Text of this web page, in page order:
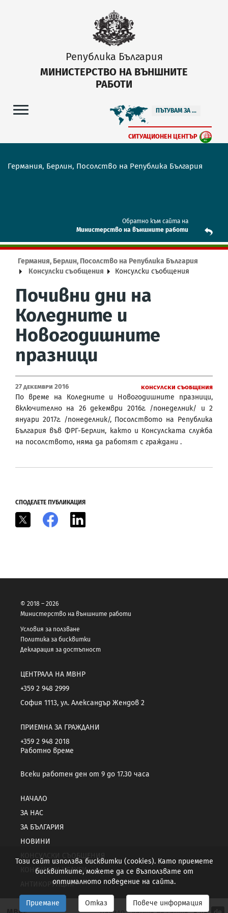
Република България
МИНИСТЕРСТВО НА ВЪНШНИТЕ
РАБОТИ
ПЪТУВАМ ЗА ...
СИТУАЦИОНЕН ЦЕНТЪР
Германия, Берлин, Посолство на Република България
Обратно към сайта на
Mинистерство на външните работи
Германия, Берлин, Посолство на Република България
Консулски съобщения
Консулски съобщения
Почивни дни на
Коледните и
Новогодишните
празници
27 Декември 2016 Консулски съобщения
По време на Коледните и Новогодишните празници,
включително на 26 декември 2016г. /понеделник/ и 2
януари 2017г. /понеделник/, Посолството на Република
България във ФРГ-Берлин, както и Консулската служба
на посолството, няма да работят с граждани .
СПОДЕЛЕТЕ ПУБЛИКАЦИЯ
Facebook
© 2018 – 2026
Министерство на външните работи
Условия за ползване
Политика за бисквитки
Декларация за достъпност
ЦЕНТРАЛА НА МВНР
+359 2 948 2999
София 1113, ул. Александър Жендов 2
ПРИЕМНА ЗА ГРАЖДАНИ
+359 2 948 2018
Работно време
Всеки работен ден от 9 до 17.30 часа
НАЧАЛО
ЗА НАС
ЗА БЪЛГАРИЯ
НОВИНИ
КОНСУЛСКИ СЪОБЩЕНИЯ
КОНСУЛСКИ УСЛУГИ
АНТИКОРУПЦИЯ
Този сайт използва бисквитки (cookies). Като приемете
бисквитките, можете да се възползвате от
оптималното поведение на сайта.
Приемане Отказ Повече информация